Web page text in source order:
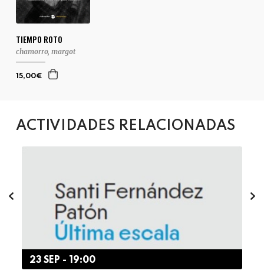
TIEMPO ROTO
chamorro, margot
15,00€
ACTIVIDADES RELACIONADAS
23 SEP - 19:00